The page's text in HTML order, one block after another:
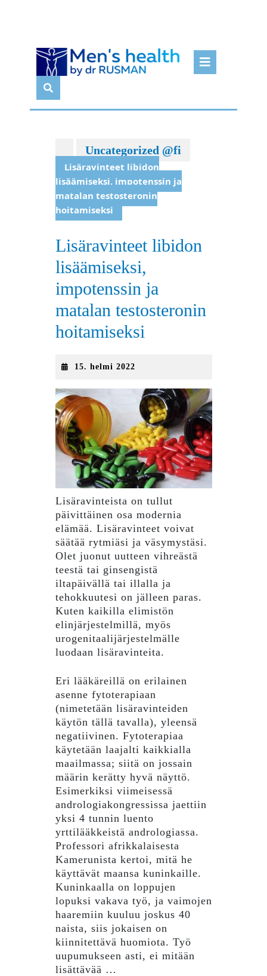
Skip
content
Uncategorized @fi
Lisäravinteet libidon
lisäämiseksi, impotenssin ja
matalan testosteronin
hoitamiseksi
Lisäravinteet libidon
lisäämiseksi,
impotenssin ja
matalan testosteronin
hoitamiseksi
15. helmi 202215.
2022
Lisäravinteista on tullut
päivittäinen osa modernia
elämää. Lisäravinteet voivat
säätää rytmiäsi ja väsymystäsi.
Olet juonut uutteen vihreästä
teestä tai ginsengistä
iltapäivällä tai illalla ja
tehokkuutesi on jälleen paras.
Kuten kaikilla elimistön
elinjärjestelmillä, myös
urogenitaalijärjestelmälle
luodaan lisäravinteita.
Eri lääkäreillä on erilainen
asenne fytoterapiaan
(nimetetään lisäravinteiden
käytön tällä tavalla), yleensä
negatiivinen. Fytoterapiaa
käytetään laajalti kaikkialla
maailmassa; siitä on jossain
määrin kerätty hyvä näyttö.
Esimerkiksi viimeisessä
andrologiakongressissa jaettiin
yksi 4 tunnin luento
yrttilääkkeistä andrologiassa.
Professori afrikkalaisesta
Kamerunista kertoi, mitä he
käyttävät maansa kuninkaille.
Kuninkaalla on loppujen
lopuksi vakava työ, ja vaimojen
haaremiin kuuluu joskus 40
naista, siis jokaisen on
kiinnitettävä huomiota. Työ
uupumukseen asti, ei mitään
lisättävää …